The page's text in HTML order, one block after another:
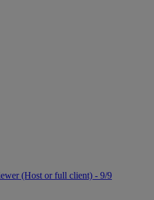
(Host or full client) - 9/9